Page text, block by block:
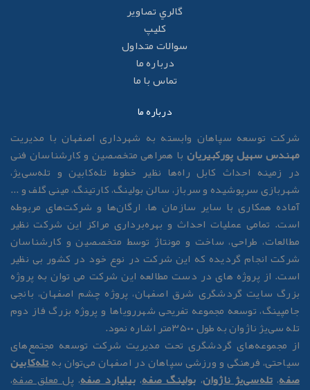
گالري تصاوير
کليپ
سوالات متداول
درباره ما
تماس با ما
درباره ما
شرکت توسعه سپاهان وابسته به شهرداری اصفهان با مدیریت
مهندس سهیل پورکبیریانبا همراهی متخصصین و کارشناسان فنی
در زمینه احداث کابل راه‌ها نظیر خطوط تله‌کابین و تله‌سی‌یژ،
شهربازی سرپوشیده و سرباز، سالن بولینگ، کارتینگ، مینی گلف و ...
آماده همکاری با سایر سازمان ها، ارگان‌ها و شرکت‌های مربوطه
است. تمامی عملیات احداث و بهره‌برداری مراکز این شرکت نظیر
مطالعات، طراحی، ساخت و مونتاژ توسط متخصصین و کارشناسان
شرکت انجام گردیده که این شرکت در نوع خود در کشور بی نظیر
است. از پروژه های در دست مطالعه این شرکت می توان به پروژه
بزرگ سایت گردشگری شرق اصفهان، پروژه چشم اصفهان، بانجی
جامپینگ، توسعه مجموعه تفریحی شهررویاها و پروژه بزرگ فاز دوم
تله سی‌یژ ناژوان به طول ۳۵۰۰متر اشاره نمود.
از مجموعه‌های گردشگری تحت مدیریت شرکت توسعه مجتمع‌های
سیاحتی، فرهنگی و ورزشی سپاهان در اصفهان می‌توان بهتله‌کابین
،تله‌سی‌یژ ناژوان،بولینگ صفه،بیلیارد صفه،پل معلق صفه،